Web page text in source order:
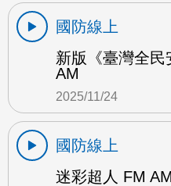
國防線上
新版《臺灣全民
AM
2025/11/24
國防線上
迷彩超人 FM AM